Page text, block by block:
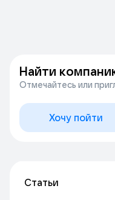
Найти
Отмечайтесь или
Хочу пойти
Статьи